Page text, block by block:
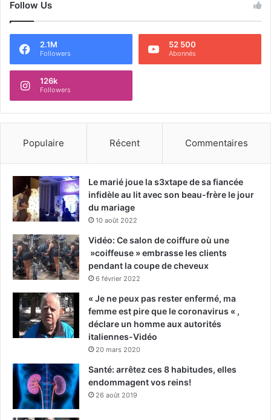
Follow Us
2.1M
Followers
52 500
Abonnés
126k
Followers
Populaire Récent Commentaires
Le marié joue la s3xtape de sa fiancée
infidèle au lit avec son beau-frère le jour
du mariage
10 août 2022
Vidéo: Ce salon de coiffure où une
»coiffeuse » embrasse les clients
pendant la coupe de cheveux
6 février 2022
« Je ne peux pas rester enfermé, ma
femme est pire que le coronavirus « ,
déclare un homme aux autorités
italiennes-Vidéo
20 mars 2020
Santé: arrêtez ces 8 habitudes, elles
endommagent vos reins!
26 août 2019